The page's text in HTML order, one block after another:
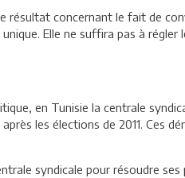
résultat concernant le fait de
Elle ne suffira pas à régler
en Tunisie la centrale
les élections de 2011. Ces
syndicale pour résoudre ses